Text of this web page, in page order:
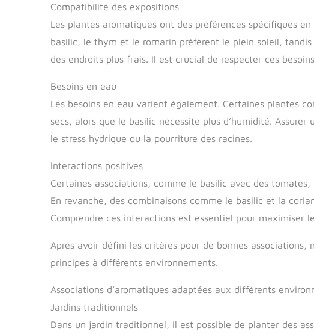
Compatibilité des expositions
Les plantes aromatiques ont des préférences spécifiques
basilic, le thym et le romarin préfèrent le plein soleil,
des endroits plus frais. Il est crucial de respecter ces
Besoins en eau
Les besoins en eau varient également. Certaines plantes
secs, alors que le basilic nécessite plus d’humidité.
le stress hydrique ou la pourriture des racines.
Interactions positives
Certaines associations, comme le basilic avec des
En revanche, des combinaisons comme le basilic et la
Comprendre ces interactions est essentiel pour maximiser
Après avoir défini les critères pour de bonnes
principes à différents environnements.
Associations d’aromatiques adaptées aux différents
Jardins traditionnels
Dans un jardin traditionnel, il est possible de planter des